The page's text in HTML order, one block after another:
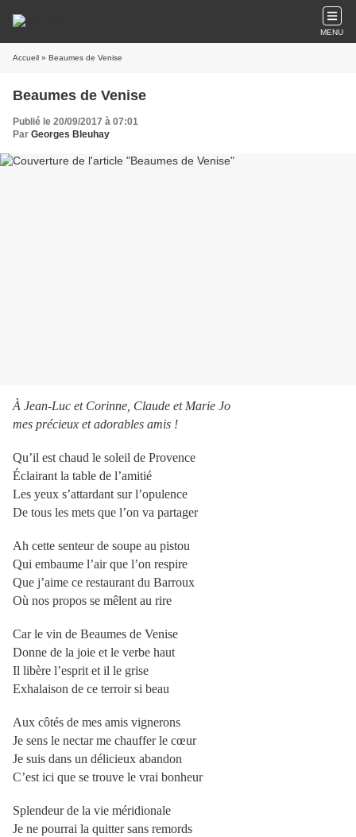
MENU
Accueil » Beaumes de Venise
Beaumes de Venise
Publié le 20/09/2017 à 07:01
Par Georges Bleuhay
À Jean-Luc et Corinne, Claude et Marie Jo
mes précieux et adorables amis !
Qu’il est chaud le soleil de Provence
Éclairant la table de l’amitié
Les yeux s’attardant sur l’opulence
De tous les mets que l’on va partager
Ah cette senteur de soupe au pistou
Qui embaume l’air que l’on respire
Que j’aime ce restaurant du Barroux
Où nos propos se mêlent au rire
Car le vin de Beaumes de Venise
Donne de la joie et le verbe haut
Il libère l’esprit et il le grise
Exhalaison de ce terroir si beau
Aux côtés de mes amis vignerons
Je sens le nectar me chauffer le cœur
Je suis dans un délicieux abandon
C’est ici que se trouve le vrai bonheur
Splendeur de la vie méridionale
Je ne pourrai la quitter sans remords